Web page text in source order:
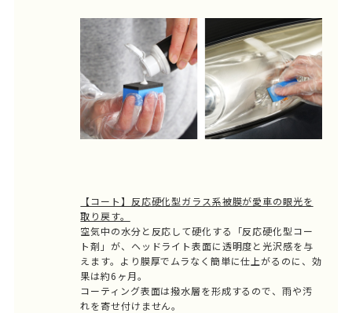
【コート】反応硬化型ガラス系被膜が愛車の眼光を
取り戻す。
空気中の水分と反応して硬化する「反応硬化型コー
ト剤」が、ヘッドライト表面に透明度と光沢感を与
えます。より膜厚でムラなく簡単に仕上がるのに、効
果は約6ヶ月。
コーティング表面は撥水層を形成するので、雨や汚
れを寄せ付けません。